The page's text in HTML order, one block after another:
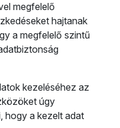
megfelelő
hajtanak
a megfelelő szintű
kezeléséhez az
úgy
hogy a kezelt adat